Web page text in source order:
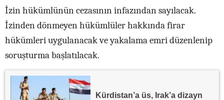
İzin hükümlünün cezasının infazından sayılacak.
İzinden dönmeyen hükümlüler hakkında firar
hükümleri uygulanacak ve yakalama emri düzenlenip
soruşturma başlatılacak.
Kürdistan’a üs, Irak’a dizayn